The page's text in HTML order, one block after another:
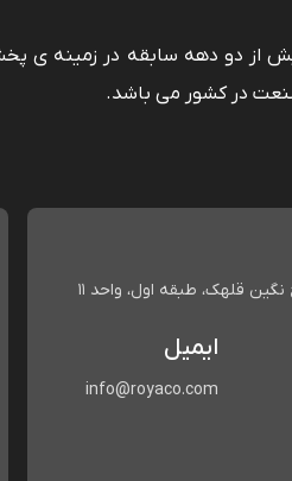
از دو دهه سابقه در زمینه ی
در کشور می باشد.
قلهک، طبقه اول، واحد 11
ایمیل
info@royaco.com